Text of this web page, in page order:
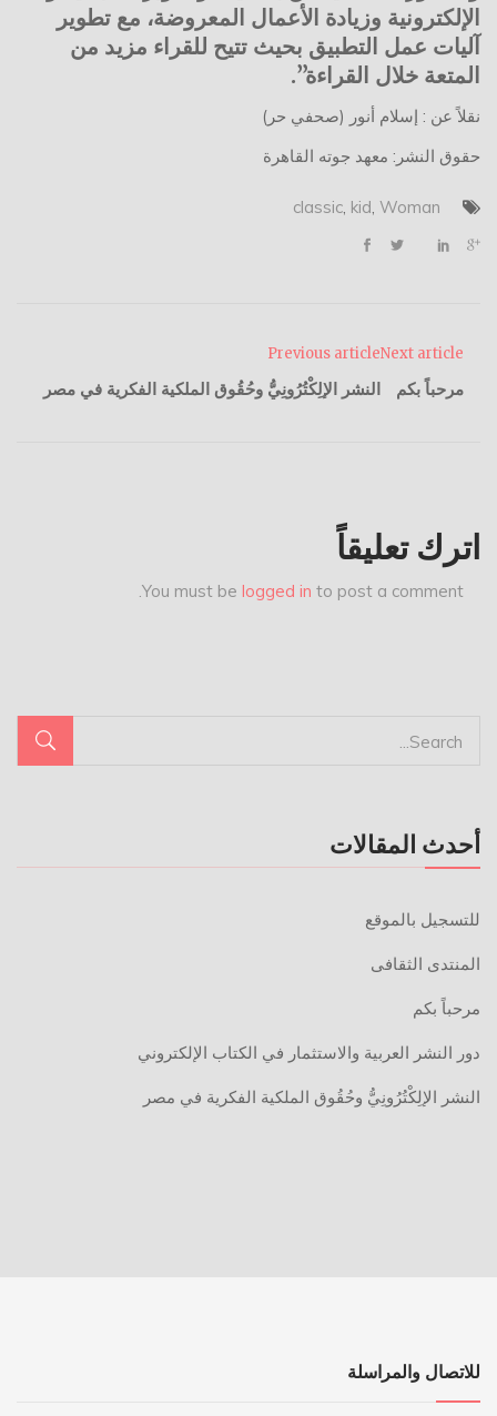
أحدث المقالات
للتسجيل بالموقع
المنتدى الثقافى
مرحباً بكم
دور النشر العربية والاستثمار في الكتاب الإلكتروني
النشر الإلِكْتُرُونِيُّ وحُقُوق الملكية الفكرية في مصر
الإلكترونية وزيادة الأعمال المعروضة، مع تطوير
آليات عمل التطبيق بحيث تتيح للقراء مزيد من
المتعة خلال القراءة”.
نقلاً عن : إسلام أنور (صحفي حر)
حقوق النشر: معهد جوته القاهرة
classic, kid, Woman
Previous article
النشر الإلِكْتُرُونِيُّ وحُقُوق الملكية الفكرية في مصر
Next article
مرحباً بكم
اترك تعليقاً
You must be logged in to post a comment.
للاتصال والمراسلة